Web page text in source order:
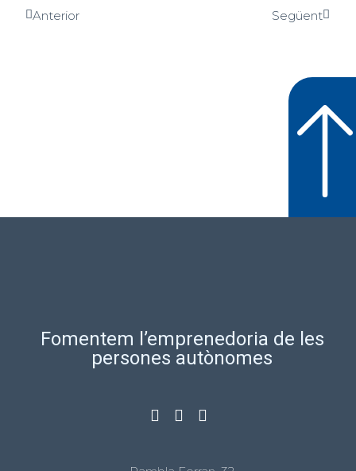
Anterior Següent
Fomentem l’emprenedoria de les
persones autònomes